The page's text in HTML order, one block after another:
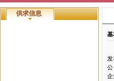
供求信息